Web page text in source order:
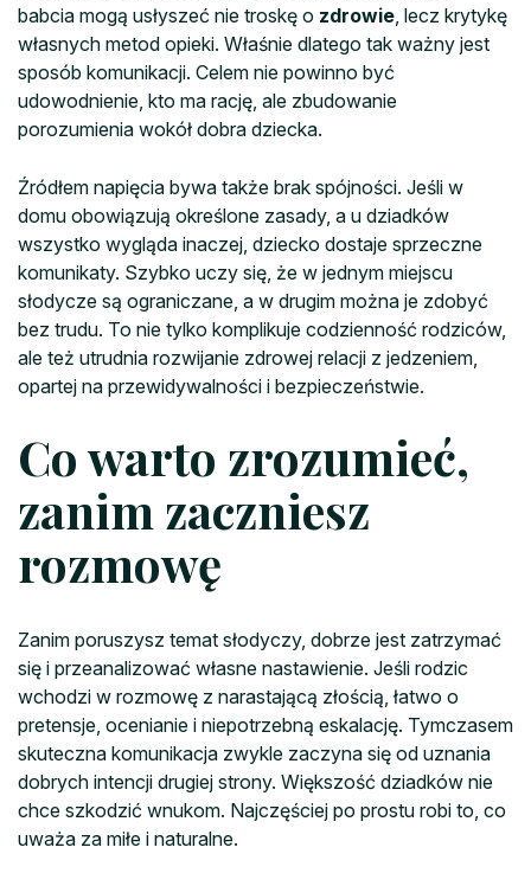
babcia mogą usłyszeć nie troskę o zdrowie , lecz krytykę
własnych metod opieki. Właśnie dlatego tak ważny jest
sposób komunikacji. Celem nie powinno być
udowodnienie, kto ma rację, ale zbudowanie
porozumienia wokół dobra dziecka.
Źródłem napięcia bywa także brak spójności. Jeśli w
domu obowiązują określone zasady, a u dziadków
wszystko wygląda inaczej, dziecko dostaje sprzeczne
komunikaty. Szybko uczy się, że w jednym miejscu
słodycze są ograniczane, a w drugim można je zdobyć
bez trudu. To nie tylko komplikuje codzienność rodziców,
ale też utrudnia rozwijanie zdrowej relacji z jedzeniem,
opartej na przewidywalności i bezpieczeństwie.
Co warto zrozumieć,
zanim zaczniesz
rozmowę
Zanim poruszysz temat słodyczy, dobrze jest zatrzymać
się i przeanalizować własne nastawienie. Jeśli rodzic
wchodzi w rozmowę z narastającą złością, łatwo o
pretensje, ocenianie i niepotrzebną eskalację. Tymczasem
skuteczna komunikacja zwykle zaczyna się od uznania
dobrych intencji drugiej strony. Większość dziadków nie
chce szkodzić wnukom. Najczęściej po prostu robi to, co
uważa za miłe i naturalne.